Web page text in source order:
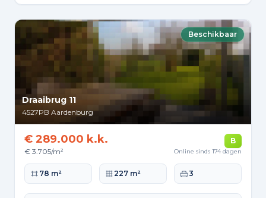
Beschikbaar
Draaibrug 11
4527PB Aardenburg
€ 289.000 k.k.
€ 3.705/m²
B
Online sinds 174 dagen
Woonoppervlakte
78 m² Perceeloppervlakte
227 m² Slaapkamers
3